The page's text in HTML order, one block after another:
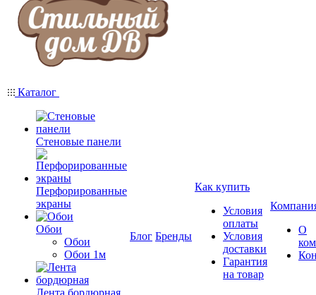
Каталог
Стеновые панели
Перфорированные
экраны
Обои
Обои
Обои 1м
Лента бордюрная
Блог Бренды
Как купить
Условия
оплаты
Условия
доставки
Гарантия
на товар
О